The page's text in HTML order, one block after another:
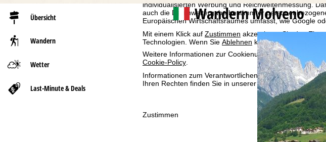
individualisierten Werbung und Reichweitenmessung.
auch die Datenweitergabe bestimmter
Europäischen Wirtschaftsraumes umfasst, wie Google
Mit einem Klick auf Zustimmen akzeptieren Sie den
Technologien. Wenn Sie Ablehnen klicken, verwenden
Weitere Informationen zur Cookienutzung und die
Cookie-Policy.
Informationen zum Verantwortlichen finden Sie in
Ihren Rechten finden Sie in unserer
Zustimmen
Übersicht
Wandern
Wetter
Last-Minute & Deals
t
a
r
t
s
Wandern Molveno